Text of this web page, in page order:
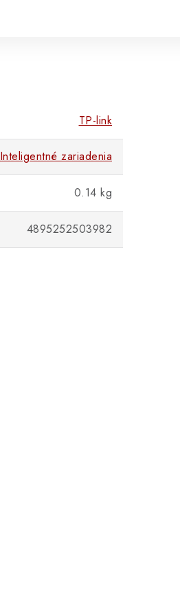
TP-link
Inteligentné zariadenia
0.14 kg
4895252503982